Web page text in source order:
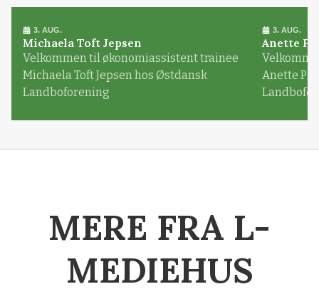
3. AUG.
Michaela Toft Jepsen
Velkommen til økonomiassistent trainee
Michaela Toft Jepsen hos Østdansk
Landboforening
3. AUG.
Anette
Anette
MERE FRA L-
MEDIEHUS